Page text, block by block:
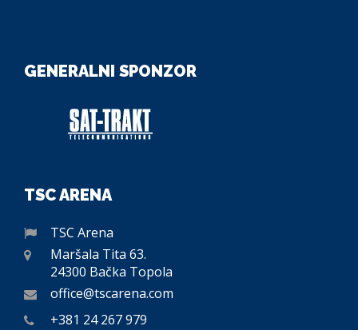
GENERALNI SPONZOR
TSC ARENA
TSC Arena
Maršala Tita 63.
24300 Bačka Topola
office@tscarena.com
+381 24 267 979